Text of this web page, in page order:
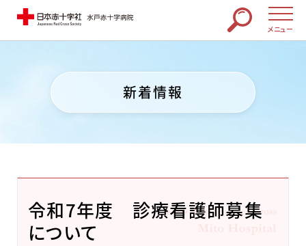
メニュー
新着情報
令和7年度 診療看護師募集
について